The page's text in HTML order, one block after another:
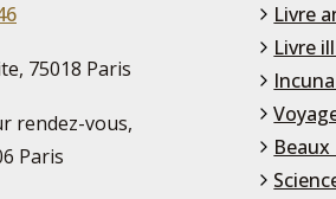
75018 Paris
rendez-vous,
Paris
Livre
Livre